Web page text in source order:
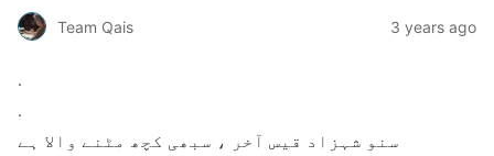
Team Qais 3 years ago
.
.
سنو شہزاد قیس آخر ، سبھی کچھ مٹنے والا ہے